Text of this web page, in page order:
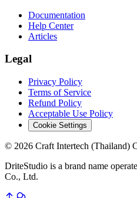
Documentation
Help Center
Articles
Legal
Privacy Policy
Terms of Service
Refund Policy
Acceptable Use Policy
Cookie Settings
© 2026 Craft Intertech (Thailand)
DriteStudio is a brand name
Co., Ltd.